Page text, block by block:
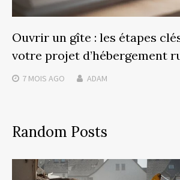
Ouvrir un gîte : les étapes
votre projet d’hébergement
7 MOIS AGO ADAM
Random Posts